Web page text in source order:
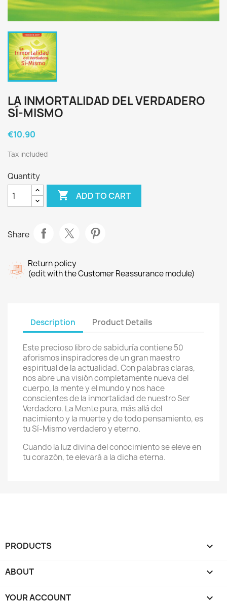
LA INMORTALIDAD DEL VERDADERO
SÍ-MISMO
€10.90
Tax included
Quantity
 ADD TO CART
Share
Return policy
(edit with the Customer Reassurance module)
Description Product Details
Este precioso libro de sabiduría contiene 50
aforismos inspiradores de un gran maestro
espiritual de la actualidad. Con palabras claras,
nos abre una visión completamente nueva del
cuerpo, la mente y el mundo y nos hace
conscientes de la inmortalidad de nuestro Ser
Verdadero. La Mente pura, más allá del
nacimiento y la muerte y de todo pensamiento, es
tu Sí-Mismo verdadero y eterno.
Cuando la luz divina del conocimiento se eleve en
tu corazón, te elevará a la dicha eterna.
PRODUCTS 
ABOUT 
YOUR ACCOUNT 